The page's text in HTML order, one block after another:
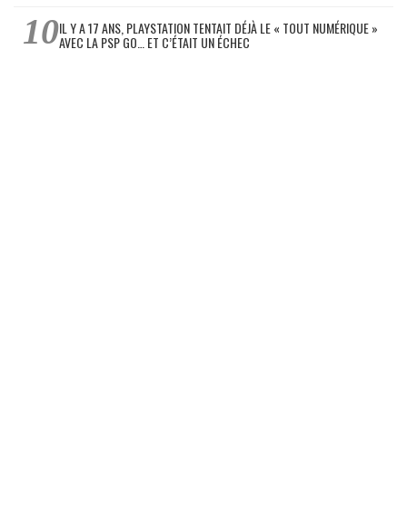
IL Y A 17 ANS, PLAYSTATION TENTAIT DÉJÀ LE « TOUT NUMÉRIQUE »
AVEC LA PSP GO… ET C’ÉTAIT UN ÉCHEC